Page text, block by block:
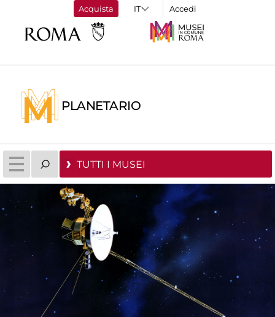
Acquista Accedi
PLANETARIO
TUTTI I MUSEI